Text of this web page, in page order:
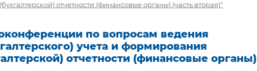
отчетности (финансовые органы) (часть вторая)"
по вопросам ведения
учета и формирования
отчетности (финансовые органы)